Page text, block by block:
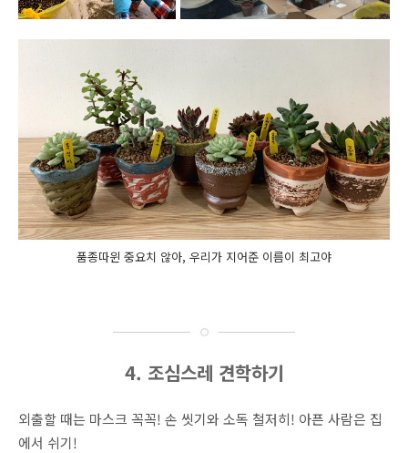
품종따윈 중요치 않아, 우리가 지어준 이름이 최고야
4. 조심스레 견학하기
외출할 때는 마스크 꼭꼭! 손 씻기와 소독 철저히! 아픈 사람은 집
에서 쉬기!